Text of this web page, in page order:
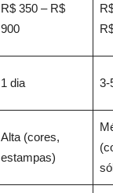
R$ 350 – R$
900
1 dia 3-
Alta (cores,
estampas)